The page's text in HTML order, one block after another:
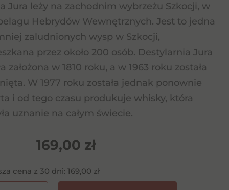
Jura leży na zachodnim wybrzeżu Szkocji, w
Hebrydów Wewnętrznych. Jest to jedna
zaludnionych wysp w Szkocji,
przez około 200 osób. Destylarnia Jura
założona w 1810 roku, a w 1963 roku została
W 1977 roku została jednak ponownie
i od tego czasu produkuje whisky, która
uznanie na całym świecie.
169,00 zł
cena z 30 dni: 169,00 zł